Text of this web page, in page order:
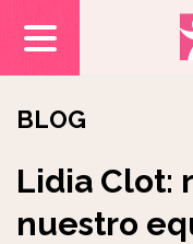
BLOG
Lidia Clot:
nuestro